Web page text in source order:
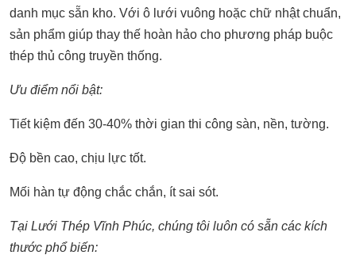
danh mục sẵn kho. Với ô lưới vuông hoặc chữ nhật chuẩn,
sản phẩm giúp thay thế hoàn hảo cho phương pháp buộc
thép thủ công truyền thống.
Ưu điểm nổi bật:
Tiết kiệm đến 30-40% thời gian thi công sàn, nền, tường.
Độ bền cao, chịu lực tốt.
Mối hàn tự động chắc chắn, ít sai sót.
Tại Lưới Thép Vĩnh Phúc, chúng tôi luôn có sẵn các kích
thước phổ biến: